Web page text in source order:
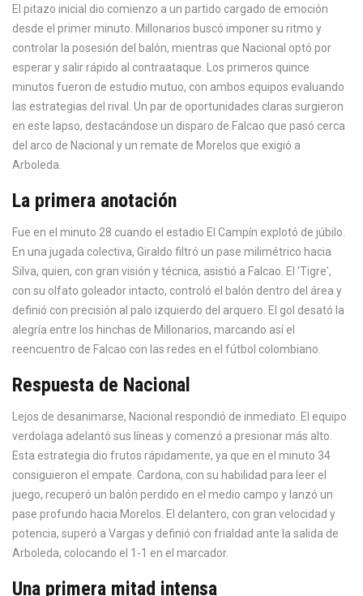
El pitazo inicial dio comienzo a un partido cargado de emoción
desde el primer minuto. Millonarios buscó imponer su ritmo y
controlar la posesión del balón, mientras que Nacional optó por
esperar y salir rápido al contraataque. Los primeros quince
minutos fueron de estudio mutuo, con ambos equipos evaluando
las estrategias del rival. Un par de oportunidades claras surgieron
en este lapso, destacándose un disparo de Falcao que pasó cerca
del arco de Nacional y un remate de Morelos que exigió a
Arboleda.
La primera anotación
Fue en el minuto 28 cuando el estadio El Campín explotó de júbilo.
En una jugada colectiva, Giraldo filtró un pase milimétrico hacia
Silva, quien, con gran visión y técnica, asistió a Falcao. El 'Tigre',
con su olfato goleador intacto, controló el balón dentro del área y
definió con precisión al palo izquierdo del arquero. El gol desató la
alegría entre los hinchas de Millonarios, marcando así el
reencuentro de Falcao con las redes en el fútbol colombiano.
Respuesta de Nacional
Lejos de desanimarse, Nacional respondió de inmediato. El equipo
verdolaga adelantó sus líneas y comenzó a presionar más alto.
Esta estrategia dio frutos rápidamente, ya que en el minuto 34
consiguieron el empate. Cardona, con su habilidad para leer el
juego, recuperó un balón perdido en el medio campo y lanzó un
pase profundo hacia Morelos. El delantero, con gran velocidad y
potencia, superó a Vargas y definió con frialdad ante la salida de
Arboleda, colocando el 1-1 en el marcador.
Una primera mitad intensa